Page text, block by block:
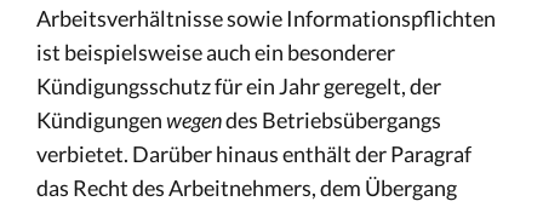
Arbeitsverhältnisse sowie Informationspflichten
ist beispielsweise auch ein besonderer
Kündigungsschutz für ein Jahr geregelt, der
Kündigungenwegendes Betriebsübergangs
verbietet. Darüber hinaus enthält der Paragraf
das Recht des Arbeitnehmers, dem Übergang